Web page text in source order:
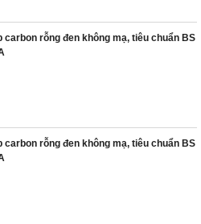
carbon rỗng đen không mạ, tiêu chuẩn BS
carbon rỗng đen không mạ, tiêu chuẩn BS